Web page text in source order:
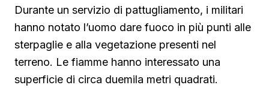
Durante un servizio di pattugliamento, i militari
hanno notato l’uomo dare fuoco in più punti alle
sterpaglie e alla vegetazione presenti nel
terreno. Le fiamme hanno interessato una
superficie di circa duemila metri quadrati.